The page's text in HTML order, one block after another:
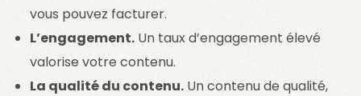
vous pouvez facturer.
L’engagement. Un taux d’engagement élevé
valorise votre contenu.
La qualité du contenu. Un contenu de qualité,